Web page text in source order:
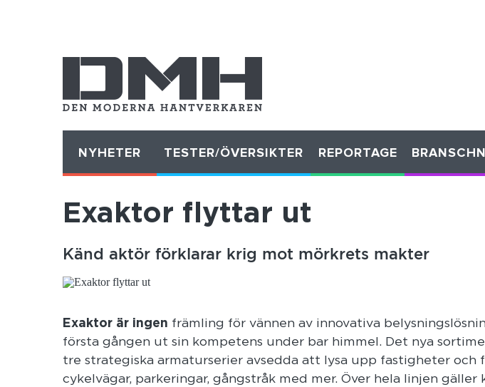
NYHETER TESTER/ÖVERSIKTER REPORTAGE
Exaktor flyttar ut
Känd aktör förklarar krig mot mörkrets makter
Exaktor är ingen främling för vännen av innovativa
första gången ut sin kompetens under bar himmel. Det nya
tre strategiska armaturserier avsedda att lysa upp fastigheter och
cykelvägar, parkeringar, gångstråk med mer. Över hela linjen gäller